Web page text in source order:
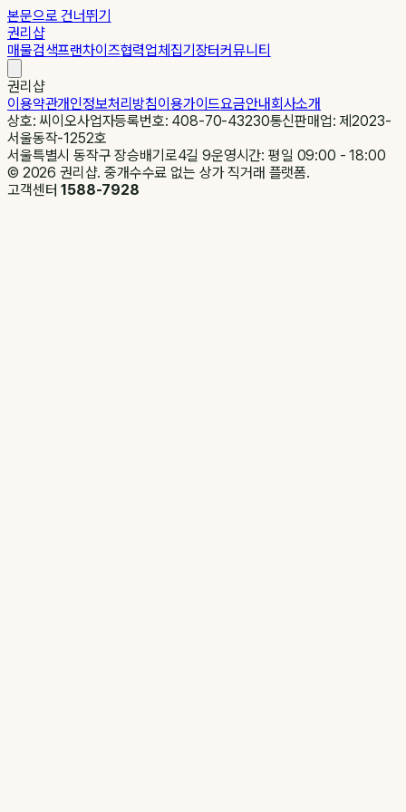
본문으로 건너뛰기
권리샵
매물검색프랜차이즈협력업체집기장터커뮤니티
권리샵
이용약관개인정보처리방침이용가이드요금안내회사소개
상호: 씨이오사업자등록번호: 408-70-43230통신판매업: 제2023-
서울동작-1252호
서울특별시 동작구 장승배기로4길 9운영시간: 평일 09:00 - 18:00
© 2026 권리샵. 중개수수료 없는 상가 직거래 플랫폼.
고객센터1588-7928